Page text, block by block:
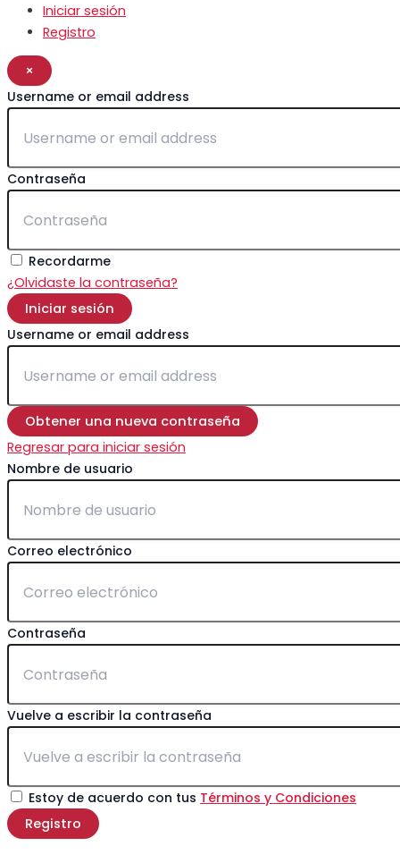
Iniciar sesión
Registro
×
Username or email address
Contraseña
Recordarme
¿Olvidaste la contraseña?
Iniciar sesión
Username or email address
Obtener una nueva contraseña
Regresar para iniciar sesión
Nombre de usuario
Correo electrónico
Contraseña
Vuelve a escribir la contraseña
Estoy de acuerdo con tus Términos y Condiciones
Registro